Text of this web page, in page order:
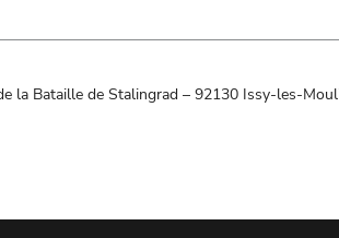
la Bataille de Stalingrad – 92130 Issy-les-